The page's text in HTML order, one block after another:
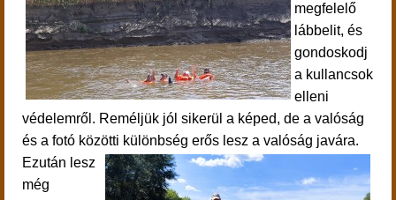
megfelelő
lábbelit, és
gondoskodj
a kullancsok
elleni
védelemről. Reméljük jól sikerül a képed, de a valóság
és a fotó közötti különbség erős lesz a valóság javára.
Ezután lesz
még